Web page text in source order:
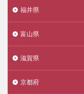
福井県
富山県
滋賀県
京都府